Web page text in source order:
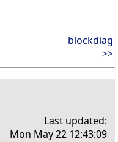
blockdiag
>>
Last updated:
Mon May 22 12:43:09